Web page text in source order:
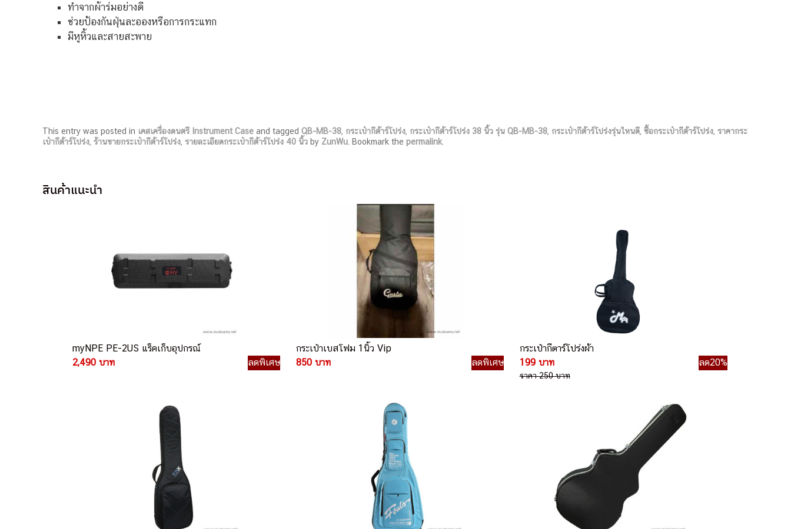
ทำจากผ้าร่มอย่างดี
ช่วยป้องกันฝุ่นละอองหรือการกระแทก
มีหูหิ้วและสายสะพาย
This entry was posted in เคสเครื่องดนตรี Instrument Case and tagged QB-MB-38 กระเป๋ากีต้าร์โปร่ง กระเป๋ากีต้าร์โปร่ง 38 นิ้ว รุ่น QB-MB-38 กระเป๋ากีต้าร์โปร่งรุ่นไหนดี ซื้อกระเป๋ากีต้าร์โปร่ง ราคากระ
เป๋ากีต้าร์โปร่ง ร้านขายกระเป๋ากีต้าร์โปร่ง รายละเอียดกระเป๋ากีต้าร์โปร่ง 40 นิ้ว by ZunWu . Bookmark the permalink
สินค้าแนะนำ
myNPE PE-2US แร็คเก็บอุปกรณ์
2,490 บาท
ลดพิเศษ
กระเป๋าเบสโฟม 1นิ้ว Vip
850 บาท
ลดพิเศษ
กระเป๋ากีตาร์โปร่งผ้า
199 บาท
ลด20%
ราคา 250 บาท